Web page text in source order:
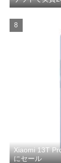
Xiaomi 13T
にセール